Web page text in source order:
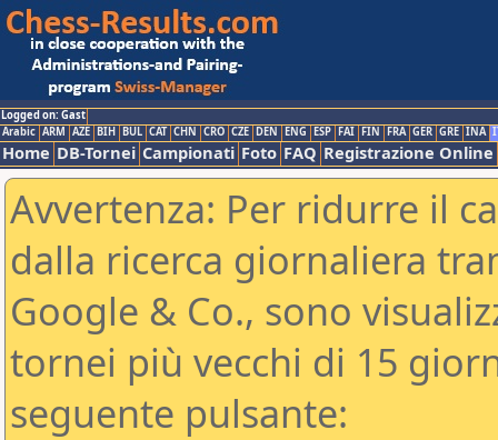
Logged on: Gast
Arabic ARM AZE BIH BUL CAT CHN CRO CZE DEN ENG ESP FAI FIN FRA GER GRE INA
Home DB-Tornei Campionati Foto FAQ Registrazione Online
Avvertenza: Per ridurre il
dalla ricerca giornaliera
Google & Co., sono
tornei più vecchi di 15
seguente pulsante: